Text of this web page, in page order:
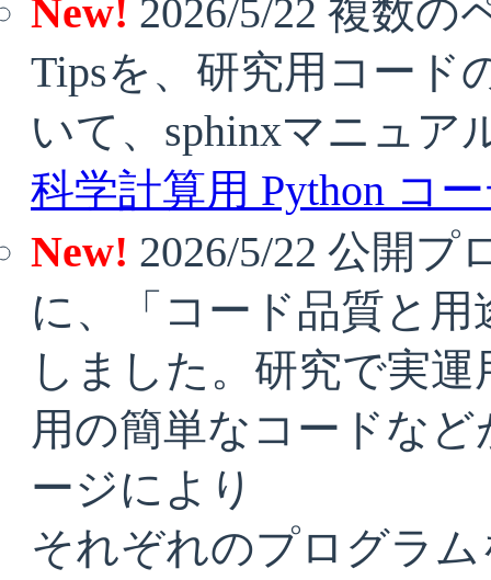
New! 2026/5/22 複数の
Tipsを、研究用コード
いて、sphinxマニュア
科学計算用 Python コ
New! 2026/5/22 公開
に、「コード品質と
しました。研究で実
用の簡単なコードな
ージにより
それぞれのプログラ